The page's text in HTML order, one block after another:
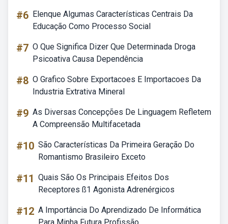
#6 Elenque Algumas Características Centrais Da
Educação Como Processo Social
#7 O Que Significa Dizer Que Determinada Droga
Psicoativa Causa Dependência
#8 O Grafico Sobre Exportacoes E Importacoes Da
Industria Extrativa Mineral
#9 As Diversas Concepções De Linguagem Refletem
A Compreensão Multifacetada
#10 São Características Da Primeira Geração Do
Romantismo Brasileiro Exceto
#11 Quais São Os Principais Efeitos Dos
Receptores ß1 Agonista Adrenérgicos
#12 A Importância Do Aprendizado De Informática